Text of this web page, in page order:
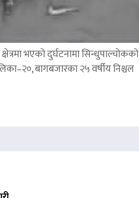
भएको दुर्घटनामा सिन्धुपाल्चोकको
बागबजारका २५ वर्षीय निश्चल